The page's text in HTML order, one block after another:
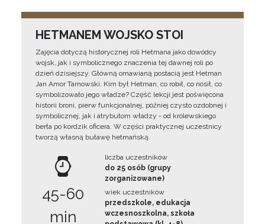
HETMANEM WOJSKO STOI
Zajęcia dotyczą historycznej roli Hetmana jako dowódcy
wojsk, jak i symbolicznego znaczenia tej dawnej roli po
dzień dzisiejszy. Główną omawianą postacią jest Hetman
Jan Amor Tarnowski. Kim był Hetman, co robił, co nosił, co
symbolizowało jego władze? Część lekcji jest poświęcona
historii broni, pierw funkcjonalnej, później czysto ozdobnej i
symbolicznej, jak i atrybutom władzy - od królewskiego
berła po kordzik oficera. W części praktycznej uczestnicy
tworzą własną buławę hetmańską.
45-60
min
liczba uczestników
do 25 osób (grupy
zorganizowane)
wiek uczestników
przedszkole, edukacja
wczesnoszkolna, szkoła